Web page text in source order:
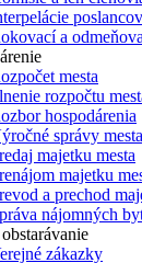
poslancov
a
mesta
rozpočtu
hospodárenia
správy mesta
majetku mesta
majetku
a prechod
nájomných
zákazky